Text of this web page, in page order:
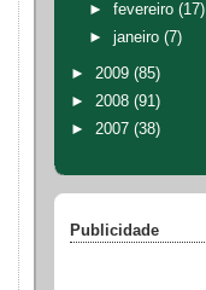
► fevereiro (17)
► janeiro (7)
► 2009 (85)
►
2008 (91)
►
2007 (38)
Publicidade